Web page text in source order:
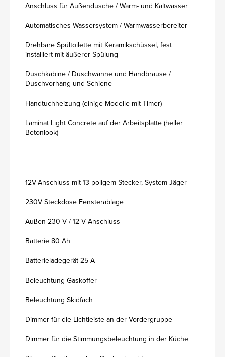
Anschluss für Außendusche / Warm- und Kaltwasser
Automatisches Wassersystem / Warmwasserbereiter
Drehbare Spültoilette mit Keramikschüssel, fest
installiert mit äußerer Spülung
Duschkabine / Duschwanne und Handbrause /
Duschvorhang und Schiene
Handtuchheizung (einige Modelle mit Timer)
Laminat Light Concrete auf der Arbeitsplatte (heller
Betonlook)
12V-Anschluss mit 13-poligem Stecker, System Jäger
230V Steckdose Fensterablage
Außen 230 V / 12 V Anschluss
Batterie 80 Ah
Batterieladegerät 25 A
Beleuchtung Gaskoffer
Beleuchtung Skidfach
Dimmer für die Lichtleiste an der Vordergruppe
Dimmer für die Stimmungsbeleuchtung in der Küche